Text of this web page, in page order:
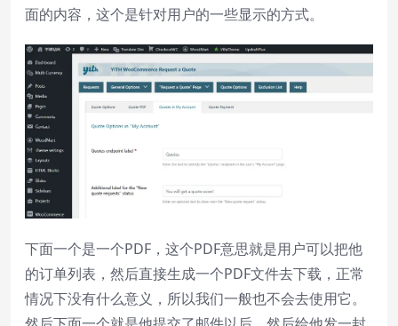
面的内容，这个是针对用户的一些显示的方式。
下面一个是一个PDF，这个PDF意思就是用户可以把他
的订单列表，然后直接生成一个PDF文件去下载，正常
情况下没有什么意义，所以我们一般也不会去使用它。